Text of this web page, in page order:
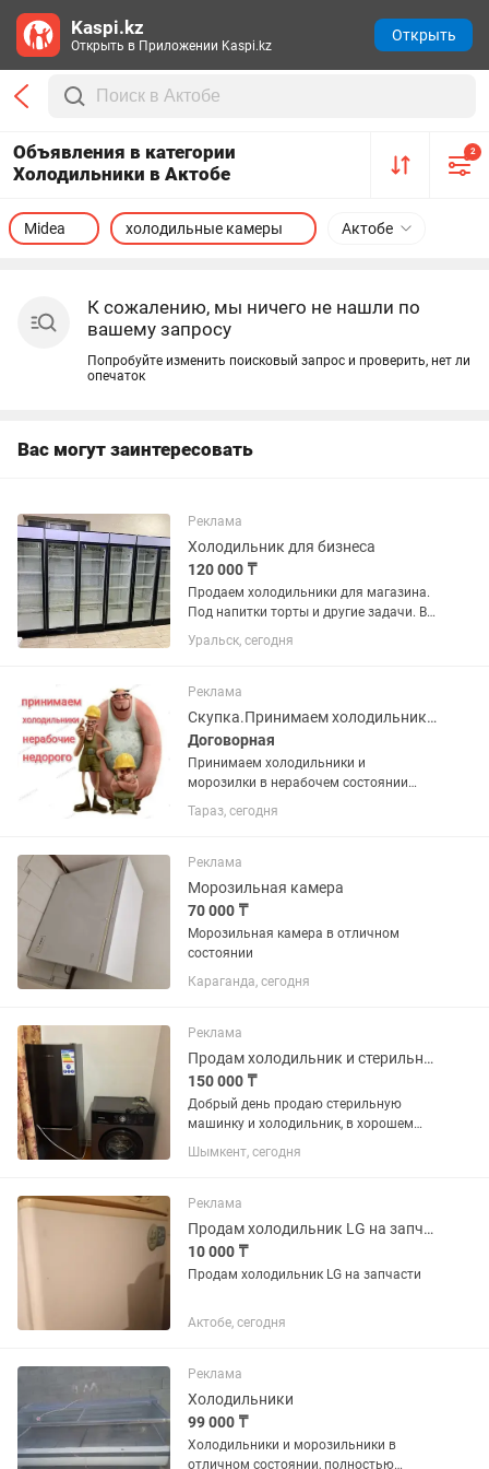
Объявления в категории
Холодильники в Актобе
2
Актобе
Midea холодильные камеры
К сожалению, мы ничего не нашли по
вашему запросу
Попробуйте изменить поисковый запрос и проверить, нет ли
опечаток
Вас могут заинтересовать
Реклама
Холодильник для бизнеса
120 000 ₸
Продаем холодильники для магазина.
Под напитки торты и другие задачи. В
отличном состоянии. В заправке не
нуждаются. Полки полный комплект.
Температура хранения +4...
Уральск, сегодня
Реклама
Скупка.Принимаем холодильники и морозилки в нерабочем состоянии недорого
Договорная
Принимаем холодильники и
морозилки в нерабочем состоянии
недорого. Фотки для оценки можно
присылать . Поможем вынести старую
Тараз, сегодня
Реклама
Морозильная камера
70 000 ₸
Морозильная камера в отличном
состоянии
Караганда, сегодня
Реклама
Продам холодильник и стерильную машинку
150 000 ₸
Добрый день продаю стерильную
машинку и холодильник, в хорошем
состоянии с документами, продаю
потому что периехал в квартиру а тут
присутствует ну если есть...
Шымкент, сегодня
Реклама
Продам холодильник LG на запчасти
10 000 ₸
Продам холодильник LG на запчасти
Актобе, сегодня
Реклама
Холодильники
99 000 ₸
Холодильники и морозильники в
отличном состоянии, полностью
Kaspi.kz
Открыть в Приложении Kaspi.kz
Открыть